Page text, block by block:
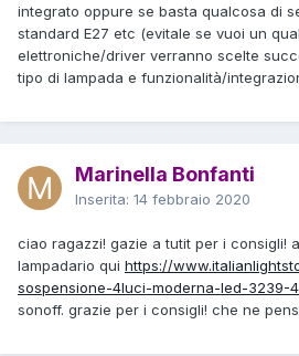
integrato oppure se basta qualcosa di
standard E27 etc (evitale se vuoi un
elettroniche/driver verranno scelte
tipo di lampada e funzionalità/
Marinella Bonfanti
Inserita: 14 febbraio 2020
ciao ragazzi! gazie a tutit per i consigli!
lampadario qui https://
sospensione-4luci-moderna-led-3239-
sonoff. grazie per i consigli! che ne